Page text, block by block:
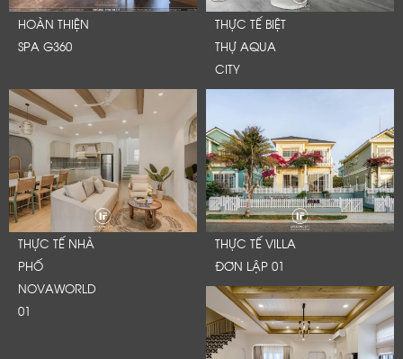
HOÀN THIỆN
SPA G360
THỰC TẾ BIỆT
THỰ AQUA
CITY
THỰC TẾ NHÀ
PHỐ
NOVAWORLD
01
THỰC TẾ VILLA
ĐƠN LẬP 01